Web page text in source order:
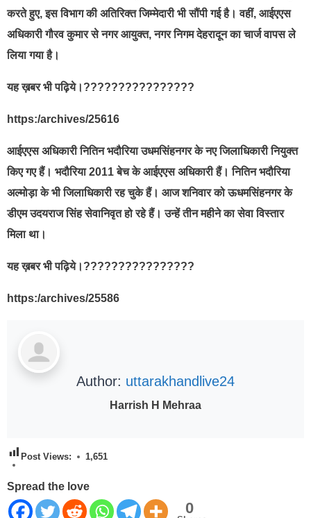
करते हुए, इस विभाग की अतिरिक्त जिम्मेदारी भी सौंपी गई है। वहीं, आईएएस
अधिकारी गौरव कुमार से नगर आयुक्त, नगर निगम देहरादून का चार्ज वापस ले
लिया गया है।
यह ख़बर भी पढ़िये।????????????????
https:/archives/25616
आईएएस अधिकारी नितिन भदौरिया उधमसिंहनगर के नए जिलाधिकारी नियुक्त
किए गए हैं। भदौरिया 2011 बेच के आईएएस अधिकारी हैं। नितिन भदौरिया
अल्मोड़ा के भी जिलाधिकारी रह चुके हैं। आज शनिवार को ऊधमसिंहनगर के
डीएम उदयराज सिंह सेवानिवृत हो रहे हैं। उन्हें तीन महीने का सेवा विस्तार
मिला था।
यह ख़बर भी पढ़िये।????????????????
https:/archives/25586
Author: uttarakhandlive24
Harrish H Mehraa
Post Views: 1,651
Spread the love
0